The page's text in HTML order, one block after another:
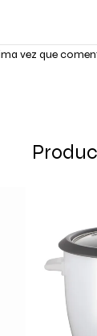
vez que